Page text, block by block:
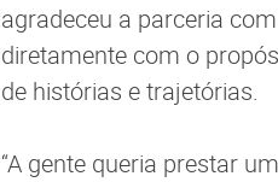
agradeceu a parceria
diretamente com o
de histórias e trajetórias.
“A gente queria prestar